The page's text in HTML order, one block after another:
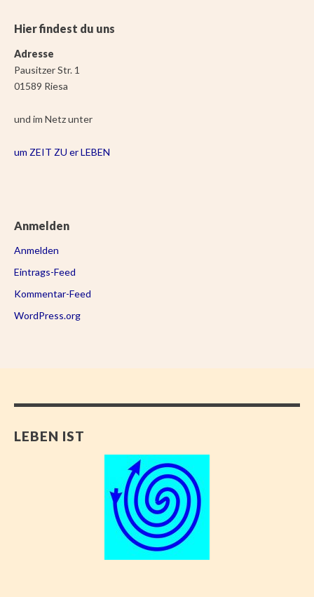
Hier findest du uns
Adresse
Pausitzer Str. 1
01589 Riesa
und im Netz unter
um ZEIT ZU er LEBEN
Anmelden
Anmelden
Eintrags-Feed
Kommentar-Feed
WordPress.org
LEBEN IST